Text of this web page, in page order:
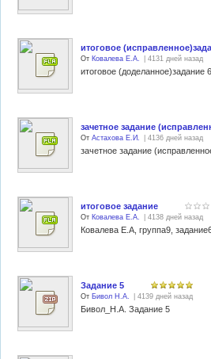
итоговое
От Ковалева Е.А. | 4131 дней назад
итоговое (доделанное)задание
зачетное задание
От Астахова Е.И. | 4136 дней назад
зачетное задание
итоговое задание
От Ковалева Е.А. | 4138 дней назад
Ковалева Е.А, группа9,
Задание 5
От Бивол Н.А. | 4139 дней назад
Бивол_Н.А. Задание 5